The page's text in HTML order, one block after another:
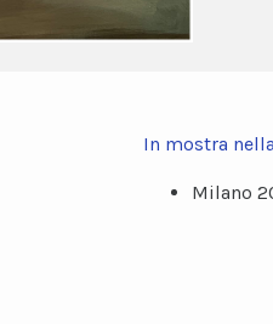
In mostra
Milano